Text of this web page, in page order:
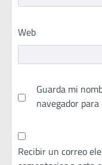
Web
Guarda mi
navegador
Recibir un correo